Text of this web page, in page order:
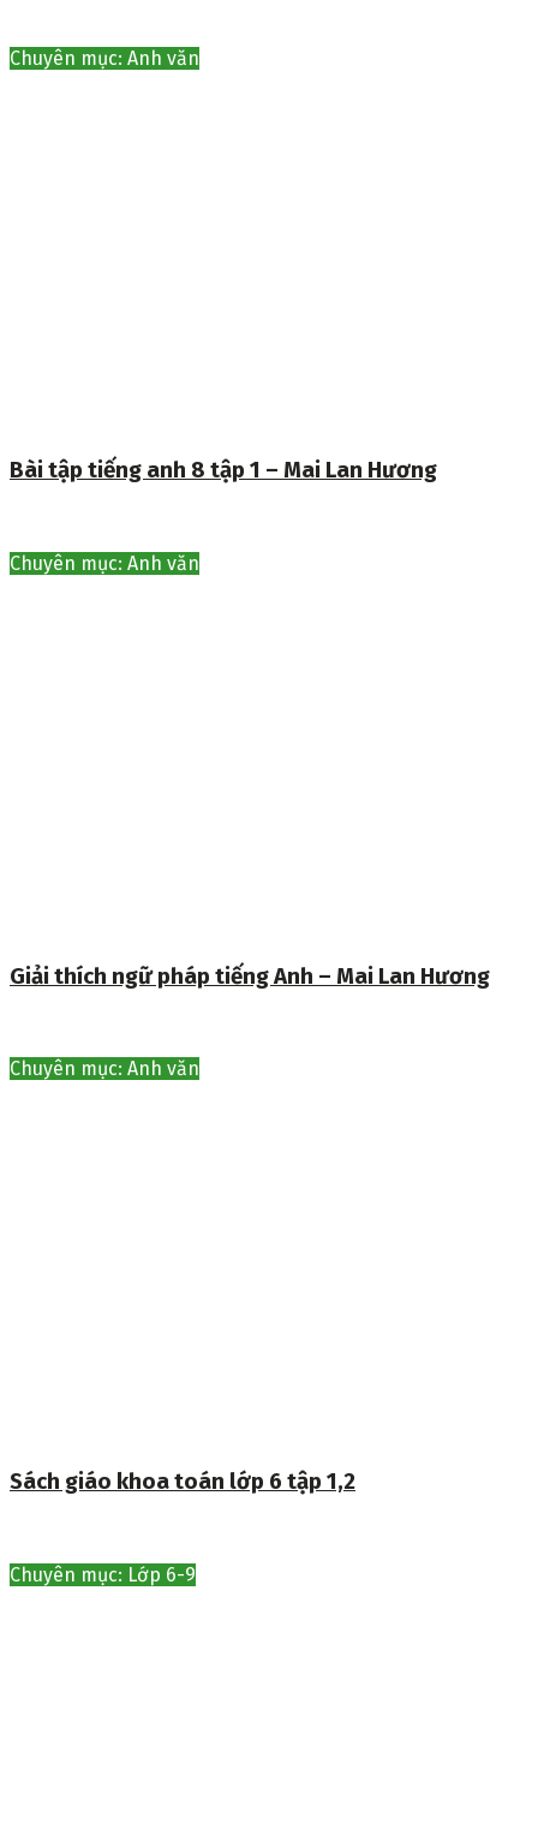
Chuyên mục: Anh văn
Bài tập tiếng anh 8 tập 1 – Mai Lan Hương
Chuyên mục: Anh văn
Giải thích ngữ pháp tiếng Anh – Mai Lan Hương
Chuyên mục: Anh văn
Sách giáo khoa toán lớp 6 tập 1,2
Chuyên mục: Lớp 6-9